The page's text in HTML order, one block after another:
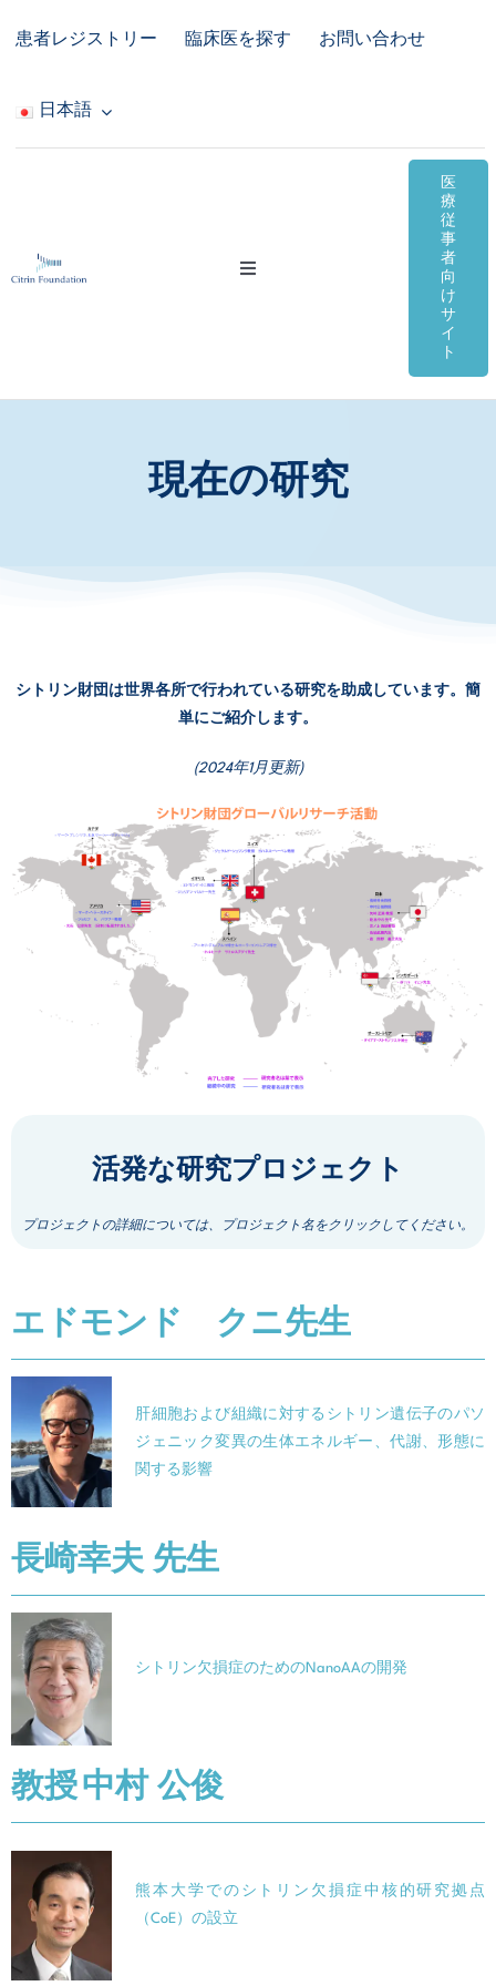
患者レジストリー 臨床医を探す お問い合わせ
日本語
Toggle
オンライン資料
コミュニティ＆サポート
医
療
従
事
者
向
け
サ
イ
ト
現在の研究
シトリン財団は世界各所で行われている研究を助成しています。簡
単にご紹介します。
(2024年1月更新)
活発な研究プロジェクト
プロジェクトの詳細については、プロジェクト名をクリックしてください。
エドモンド クニ先生
肝細胞および組織に対するシトリン遺伝子のパソ
ジェニック変異の生体エネルギー、代謝、形態に
関する影響
長崎幸夫先生
シトリン欠損症のためのNanoAAの開発
教授 中村 公俊
熊本大学でのシトリン欠損症中核的研究拠点
（CoE）の設立